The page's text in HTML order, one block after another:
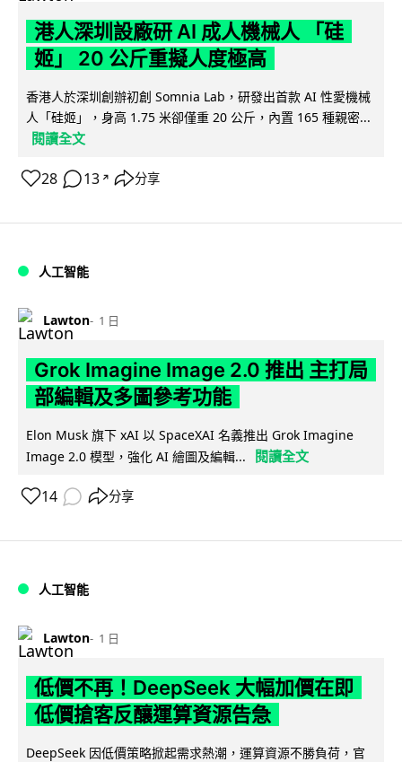
港人深圳設廠研 AI 成人機械人 「硅
姬」 20 公斤重擬人度極高
香港人於深圳創辦初創 Somnia Lab，研發出首款 AI 性愛機械
人「硅姬」，身高 1.75 米卻僅重 20 公斤，內置 165 種親密...
閱讀全文
28 13 ↗ 分享
人工智能
Lawton 1 日
Grok Imagine Image 2.0 推出 主打局
部編輯及多圖參考功能
Elon Musk 旗下 xAI 以 SpaceXAI 名義推出 Grok Imagine
Image 2.0 模型，強化 AI 繪圖及編輯...
閱讀全文
14 分享
人工智能
Lawton 1 日
低價不再！DeepSeek 大幅加價在即
低價搶客反釀運算資源告急
DeepSeek 因低價策略掀起需求熱潮，運算資源不勝負荷，官